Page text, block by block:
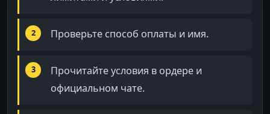
Проверьте способ оплаты и имя.
Прочитайте условия в ордере и
официальном чате.